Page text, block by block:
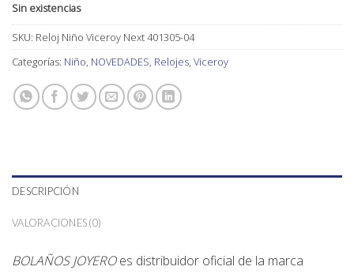
Sin existencias
SKU: Reloj Niño Viceroy Next 401305-04
Categorías: Niño, NOVEDADES, Relojes, Viceroy
DESCRIPCIÓN
VALORACIONES (0)
BOLAÑOS JOYEROes distribuidor oficial de la marca